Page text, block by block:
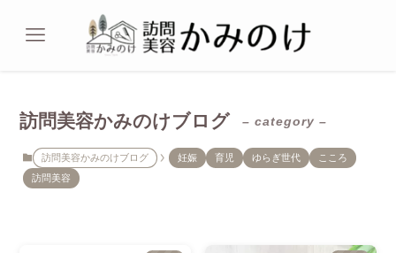
訪問美容かみのけブログ – category –
訪問美容かみのけブログ 妊娠 育児 ゆらぎ世代
こころ
訪問美容